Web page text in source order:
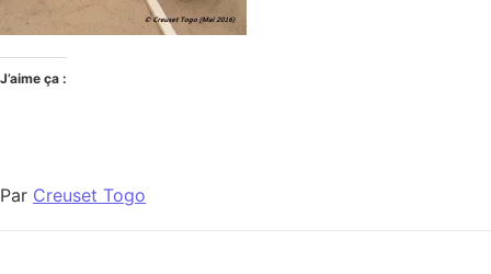
J’aime ça :
Par Creuset Togo